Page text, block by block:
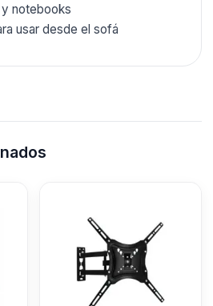
notebooks
usar desde el sofá